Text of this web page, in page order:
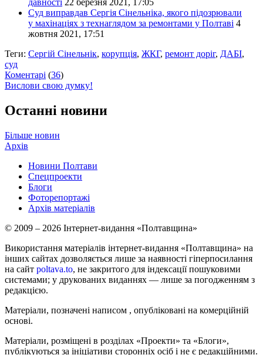
давності 22 березня 2021, 17:05
Суд виправдав Сергія Сінельніка, якого підозрювали
у махінаціях з технаглядом за ремонтами у Полтаві 4
жовтня 2021, 17:51
Теги: Сергій Сінельнік, корупція, ЖКГ, ремонт доріг, ДАБІ,
суд
Коментарі (36)
Вислови свою думку!
Останні новини
Більше новин
Архів
Новини Полтави
Спецпроекти
Блоги
Фоторепортажі
Архів матеріалів
© 2009 – 2026 Інтернет-видання «Полтавщина»
Використання матеріалів інтернет-видання «Полтавщина» на
інших сайтах дозволяється лише за наявності гіперпосилання
на сайт poltava.to, не закритого для індексації пошуковими
системами; у друкованих виданнях — лише за погодженням з
редакцією.
Матеріали, позначені написом , опубліковані на комерційній
основі.
Матеріали, розміщені в розділах «Проекти» та «Блоги»,
публікуються за ініціативи сторонніх осіб і не є редакційними.